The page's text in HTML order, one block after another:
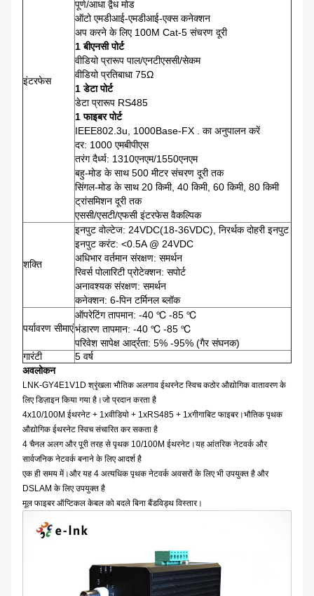
इंटरफेस
पूर्ण/आधा द्वैध मोड
ऑटो एमडीआई-एमडीआई-एक्स कनेक्शन
अप करने के लिए 100M Cat-5 संचरण दूरी
1 बीएनसी पोर्ट
वीडियो प्रारूप पाल/एनटीएससी/सेकम
वीडियो प्रतिबाधा 75Ω
1 डेटा पोर्ट
डेटा प्रारूप RS485
1 फाइबर पोर्ट
IEEE802.3u, 1000Base-FX . का अनुपालन करें
दर: 1000 एमबीपीएस
तरंग दैर्ध्य: 1310एनएम/1550एनएम
बहु-मोड के साथ 500 मीटर संचरण दूरी तक
सिंगल-मोड के साथ 20 किमी, 40 किमी, 60 किमी, 80 किमी
ट्रांसमिशन दूरी तक
एससी/एसटी/एफसी इंटरफेस वैकल्पिक
शक्ति
इनपुट वोल्टेज: 24VDC(18-36VDC), निरर्थक दोहरी इनपुट
इनपुट करंट: <0.5A @ 24VDC
अधिभार वर्तमान संरक्षण: समर्थन
रिवर्स पोलारिटी प्रोटेक्शन: सपोर्ट
अनावश्यक संरक्षण: समर्थन
कनेक्शन: 6-पिन टर्मिनल ब्लॉक
पर्यावरण सीमाएं
ऑपरेटिंग तापमान: -40 ℃ -85 ℃
भंडारण तापमान: -40 ℃ -85 ℃
परिवेश सापेक्ष आर्द्रता: 5% -95% (गैर संघनक)
गारंटी
5 वर्ष
अवलोकन
LNK-GY4E1V1D श्रृंखला भौतिक अलगाव ईथरनेट स्विच कठोर औद्योगिक वातावरण के
लिए डिज़ाइन किया गया है।जो प्रदान करता है
4x10/100M ईथरनेट + 1xवीडियो + 1xRS485 + 1xगीगाबिट फाइबर।भौतिक पृथक
औद्योगिक ईथरनेट स्विच संचारित कर सकता है
4 चैनल अलग और पूरी तरह से पृथक 10/100M ईथरनेट।यह आंतरिक नेटवर्क और
सार्वजनिक नेटवर्क बनाने के लिए आदर्श है
एक ही समय में।और यह 4 अत्यधिक पृथक नेटवर्क अवसरों के लिए भी उपयुक्त है और
DSLAM के लिए उपयुक्त है
मूल फाइबर ऑप्टिकल केबल को बदले बिना बैंडविड्थ विस्तार।